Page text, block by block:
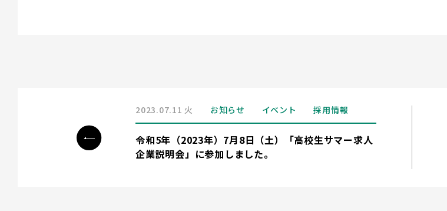
2023.07.11 火 お知らせ イベント 採用情報
令和5年（2023年）7月8日（土）「高校生サマー求人
企業説明会」に参加しました。